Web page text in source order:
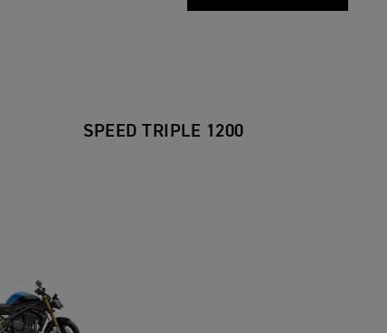
SPEED TRIPLE 1200